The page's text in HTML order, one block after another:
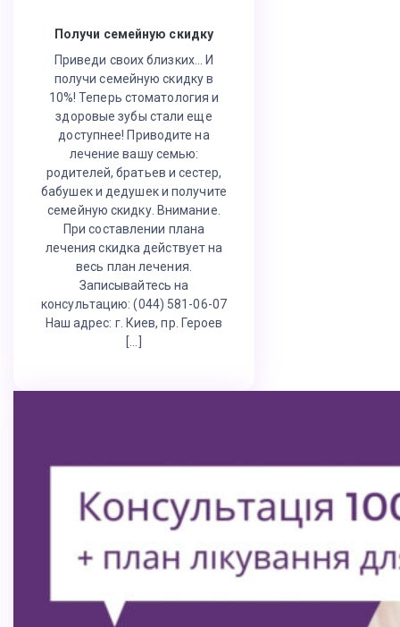
Получи семейную скидку
Приведи своих близких… И
получи семейную скидку в
10%! Теперь стоматология и
здоровые зубы стали еще
доступнее! Приводите на
лечение вашу семью:
родителей, братьев и сестер,
бабушек и дедушек и получите
семейную скидку. Внимание.
При составлении плана
лечения скидка действует на
весь план лечения.
Записывайтесь на
консультацию: (044) 581-06-07
Наш адрес: г. Киев, пр. Героев
[…]